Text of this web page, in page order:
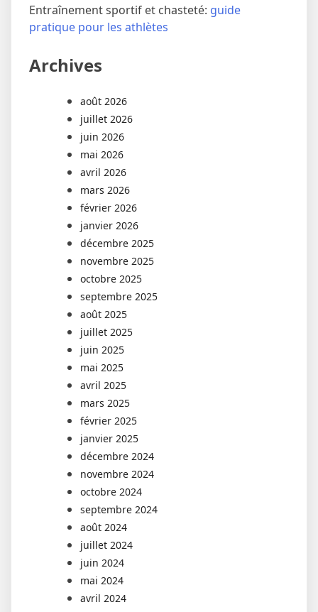
Entraînement sportif et chasteté: guide
pratique pour les athlètes
Archives
août 2026
juillet 2026
juin 2026
mai 2026
avril 2026
mars 2026
février 2026
janvier 2026
décembre 2025
novembre 2025
octobre 2025
septembre 2025
août 2025
juillet 2025
juin 2025
mai 2025
avril 2025
mars 2025
février 2025
janvier 2025
décembre 2024
novembre 2024
octobre 2024
septembre 2024
août 2024
juillet 2024
juin 2024
mai 2024
avril 2024